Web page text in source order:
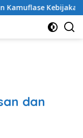
Kebijakan Politik
dan